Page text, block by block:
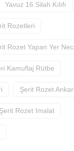
Yavuz 16 Silah Kılıfı
Rozetleri
Rozet Yapan Yer
Kamuflaj Rütbe
Şerit Rozet
Şerit Rozet Imalat